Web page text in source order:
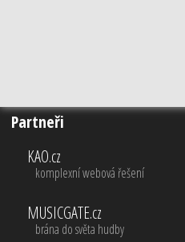
Partneři
KAO.cz
komplexní webová řešení
MUSICGATE.cz
brána do světa hudby